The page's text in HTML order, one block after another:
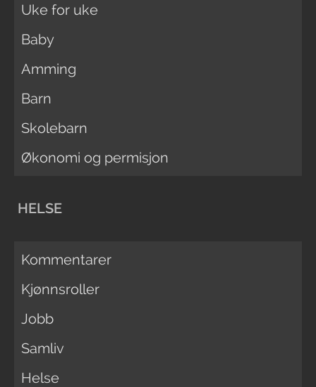
Uke for uke
Baby
Amming
Barn
Skolebarn
Økonomi og permisjon
HELSE
Kommentarer
Kjønnsroller
Jobb
Samliv
Helse